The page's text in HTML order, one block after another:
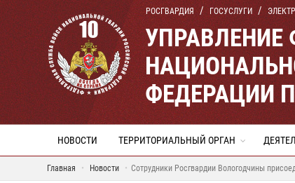
РОСГВАРДИЯ ГОСУСЛУГИ
ФЕДЕРАЦИИ
НОВОСТИ ТЕРРИТОРИАЛЬНЫЙ ОРГАН
Главная Новости Сотрудники Росгвардии Вологодчины